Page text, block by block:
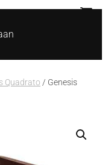
Quadrato / Genesis